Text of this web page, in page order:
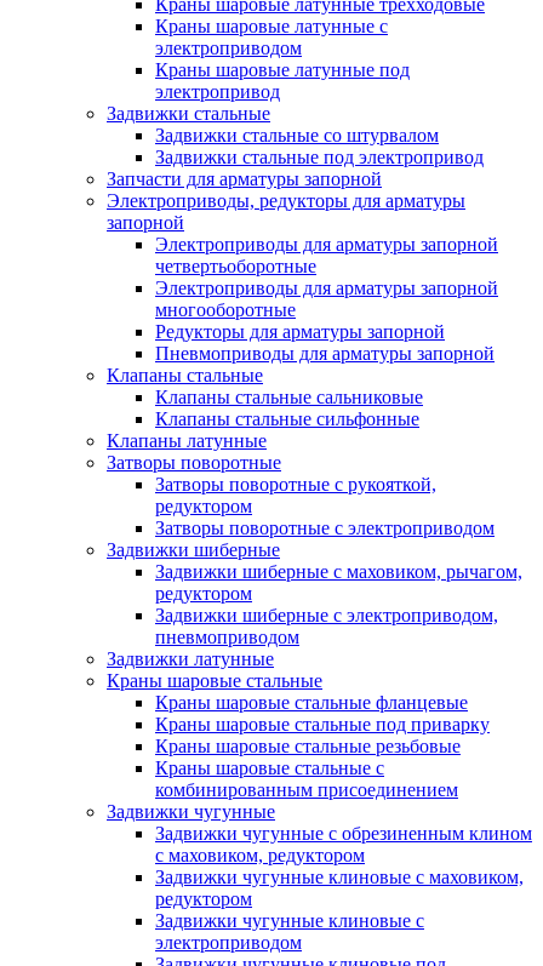
Краны шаровые латунные трехходовые
Краны шаровые латунные с
электроприводом
Краны шаровые латунные под
электропривод
Задвижки стальные
Задвижки стальные со штурвалом
Задвижки стальные под электропривод
Запчасти для арматуры запорной
Электроприводы, редукторы для арматуры
запорной
Электроприводы для арматуры запорной
четвертьоборотные
Электроприводы для арматуры запорной
многооборотные
Редукторы для арматуры запорной
Пневмоприводы для арматуры запорной
Клапаны стальные
Клапаны стальные сальниковые
Клапаны стальные сильфонные
Клапаны латунные
Затворы поворотные
Затворы поворотные с рукояткой,
редуктором
Затворы поворотные с электроприводом
Задвижки шиберные
Задвижки шиберные с маховиком, рычагом,
редуктором
Задвижки шиберные с электроприводом,
пневмоприводом
Задвижки латунные
Краны шаровые стальные
Краны шаровые стальные фланцевые
Краны шаровые стальные под приварку
Краны шаровые стальные резьбовые
Краны шаровые стальные с
комбинированным присоединением
Задвижки чугунные
Задвижки чугунные с обрезиненным клином
с маховиком, редуктором
Задвижки чугунные клиновые с маховиком,
редуктором
Задвижки чугунные клиновые с
электроприводом